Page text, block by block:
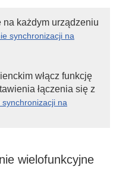
każdym urządzeniu
synchronizacji na
włącz funkcję
łączenia się z
na
wielofunkcyjne